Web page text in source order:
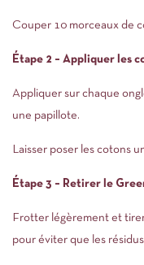
Couper 10 morceaux de
Étape 2 – Appliquer les
Appliquer sur chaque
une papillote.
Laisser poser les cotons
Étape 3 – Retirer le
Frotter légèrement et
pour éviter que les